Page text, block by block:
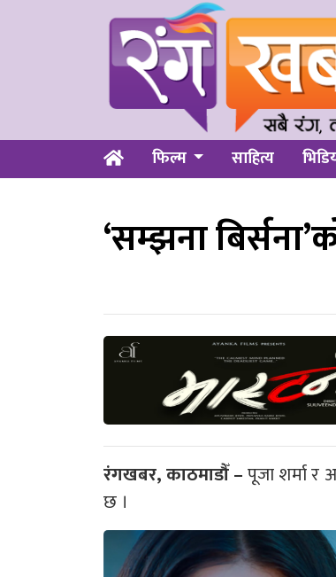
फिल्म साहित्य
‘सम्झना
रंगखबर, काठमाडौँ –पूजा शर्मा र
छ ।